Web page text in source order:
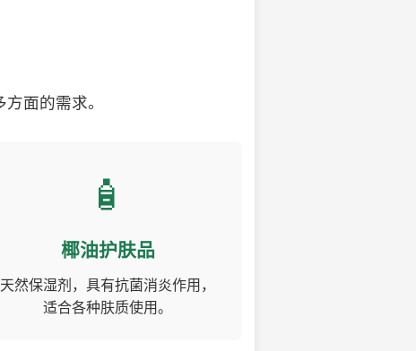
面的需求。
🧴
椰油护肤品
天然保湿剂，具有抗菌消炎作用，
适合各种肤质使用。